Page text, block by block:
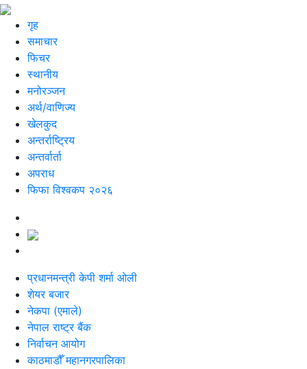
गृह
समाचार
फिचर
स्थानीय
मनोरञ्जन
अर्थ/वाणिज्य
खेलकुद
अन्तर्राष्ट्रिय
अन्तर्वार्ता
अपराध
फिफा विश्वकप २०२६
प्रधानमन्त्री केपी शर्मा ओली
शेयर बजार
नेकपा (एमाले)
नेपाल राष्ट्र बैंक
निर्वाचन आयोग
काठमाडौँ महानगरपालिका